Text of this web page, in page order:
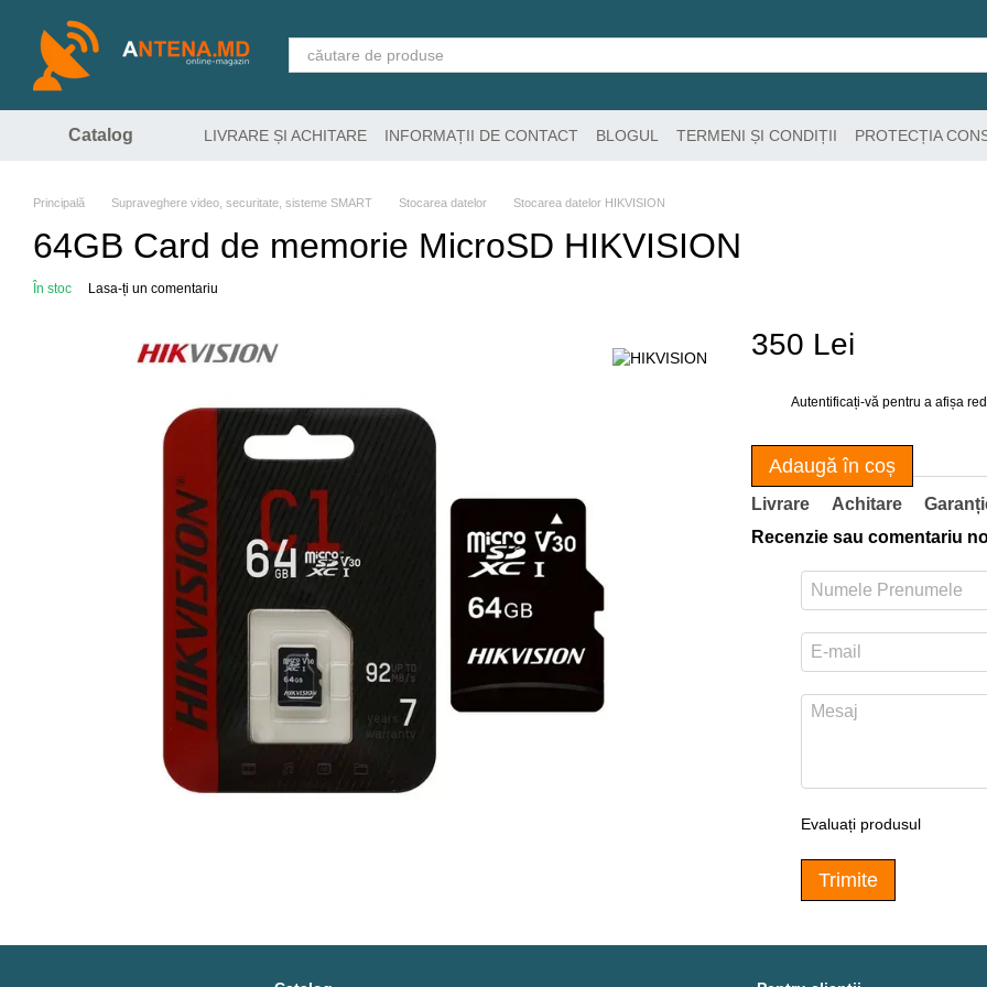
Mergi la conținutul principal
Catalog LIVRARE ȘI ACHITARE INFORMAȚII DE CONTACT BLOGUL TERMENI ȘI CONDIȚII PROTECȚIA
Principală Supraveghere video, securitate, sisteme SMART Stocarea datelor Stocarea datelor HIKVISION
64GB Card de memorie MicroSD HIKVISION
În stoc Lasa-ți un comentariu
350 Lei
Autentificați-vă pentru a afișa
Adaugă în coș
Livrare Achitare
Recenzie sau comentariu
Evaluați produsul
Trimite